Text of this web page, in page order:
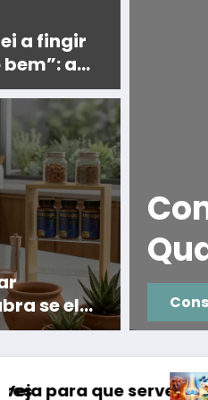
a fingir
a
a virada
dentro
se ele
ou
causas e